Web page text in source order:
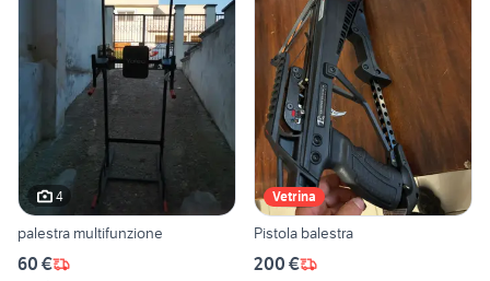
4
palestra multifunzione
60 €
Vetrina
Pistola balestra
200 €